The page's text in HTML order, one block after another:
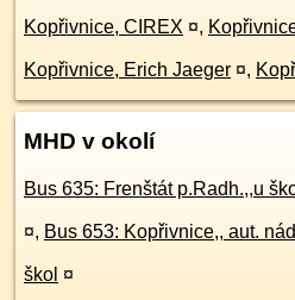
Kopřivnice, CIREX ¤,
Kopřivnice, Erich Jaeger ¤,
MHD v okolí
¤, Bus 653: Kopřivnice,, aut. nád. - > Frenštát p.
škol ¤